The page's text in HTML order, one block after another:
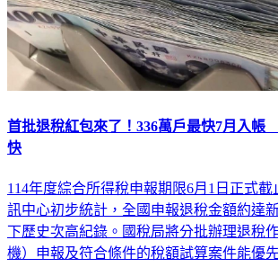
首批退稅紅包來了！336萬戶最快7月入
快
114年度綜合所得稅申報期限6月1日正式
訊中心初步統計，全國申報退稅金額約達
下歷史次高紀錄。國稅局將分批辦理退稅
機）申報及符合條件的稅額試算案件能優